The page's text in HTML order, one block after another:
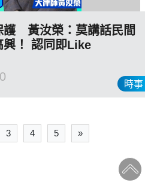
時事
護 黃汝榮：莫講話民間
興！ 認同即Like
0
3 4 5 »